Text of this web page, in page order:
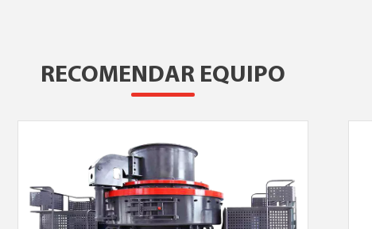
RECOMENDAR EQUIPO